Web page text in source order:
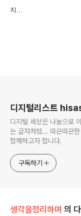
지...
디지털리스트
디지털 세상은 나눔으로
는 글자처럼... 따끈따끈
함께하고자 합니다.
구독하기
생각을정리하며 의